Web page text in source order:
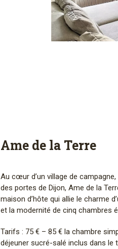
Ame de la Terre
Au cœur d’un village de
des portes de Dijon, Ame de la
maison d’hôte qui allie le charme
et la modernité de cinq chambres
Tarifs : 75 € – 85 € la chambre
déjeuner sucré-salé inclus dans le